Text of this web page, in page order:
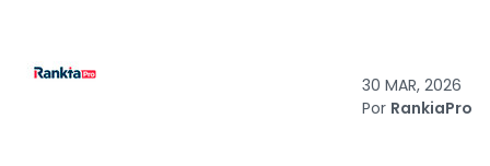
30 MAR, 2026
Por RankiaPro